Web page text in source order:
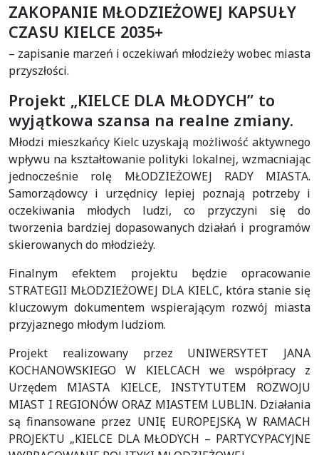
ZAKOPANIE MŁODZIEŻOWEJ KAPSUŁY
CZASU KIELCE 2035+
– zapisanie marzeń i oczekiwań młodzieży wobec miasta
przyszłości.
Projekt „KIELCE DLA MŁODYCH” to
wyjątkowa szansa na realne zmiany.
Młodzi mieszkańcy Kielc uzyskają możliwość aktywnego
wpływu na kształtowanie polityki lokalnej, wzmacniając
jednocześnie rolę MŁODZIEŻOWEJ RADY MIASTA.
Samorządowcy i urzędnicy lepiej poznają potrzeby i
oczekiwania młodych ludzi, co przyczyni się do
tworzenia bardziej dopasowanych działań i programów
skierowanych do młodzieży.
Finalnym efektem projektu będzie opracowanie
STRATEGII MŁODZIEŻOWEJ DLA KIELC, która stanie się
kluczowym dokumentem wspierającym rozwój miasta
przyjaznego młodym ludziom.
Projekt realizowany przez UNIWERSYTET JANA
KOCHANOWSKIEGO W KIELCACH we współpracy z
Urzędem MIASTA KIELCE, INSTYTUTEM ROZWOJU
MIAST I REGIONÓW ORAZ MIASTEM LUBLIN. Działania
są finansowane przez UNIĘ EUROPEJSKĄ W RAMACH
PROJEKTU „KIELCE DLA MŁODYCH – PARTYCYPACYJNE